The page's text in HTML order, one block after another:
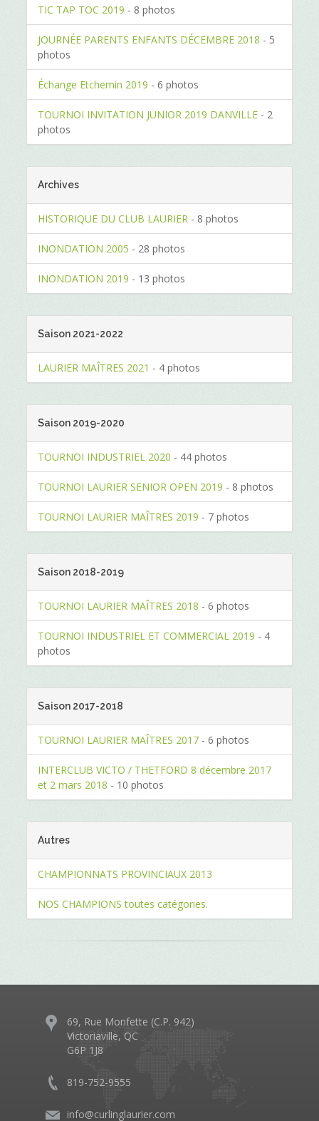
TIC TAP TOC 2019 - 8 photos
JOURNÉE PARENTS ENFANTS DÉCEMBRE 2018 - 5
photos
Échange Etchemin 2019 - 6 photos
TOURNOI INVITATION JUNIOR 2019 DANVILLE - 2
photos
Archives
HISTORIQUE DU CLUB LAURIER - 8 photos
INONDATION 2005 - 28 photos
INONDATION 2019 - 13 photos
Saison 2021-2022
LAURIER MAÎTRES 2021 - 4 photos
Saison 2019-2020
TOURNOI INDUSTRIEL 2020 - 44 photos
TOURNOI LAURIER SENIOR OPEN 2019 - 8 photos
TOURNOI LAURIER MAÎTRES 2019 - 7 photos
Saison 2018-2019
TOURNOI LAURIER MAÎTRES 2018 - 6 photos
TOURNOI INDUSTRIEL ET COMMERCIAL 2019 - 4
photos
Saison 2017-2018
TOURNOI LAURIER MAÎTRES 2017 - 6 photos
INTERCLUB VICTO / THETFORD 8 décembre 2017
et 2 mars 2018 - 10 photos
Autres
CHAMPIONNATS PROVINCIAUX 2013
NOS CHAMPIONS toutes catégories.
69, Rue Monfette (C.P. 942)
Victoriaville, QC
G6P 1J8
819-752-9555
info@curlinglaurier.com